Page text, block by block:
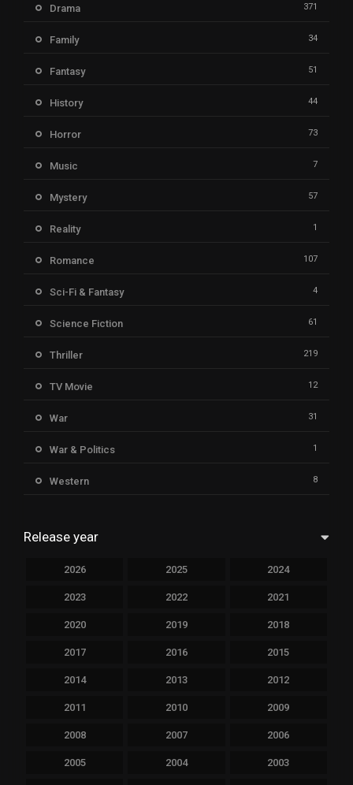
Drama 371
Family 34
Fantasy 51
History 44
Horror 73
Music 7
Mystery 57
Reality 1
Romance 107
Sci-Fi & Fantasy 4
Science Fiction 61
Thriller 219
TV Movie 12
War 31
War & Politics 1
Western 8
Release year
2026 2025 2024
2023 2022 2021
2020 2019 2018
2017 2016 2015
2014 2013 2012
2011 2010 2009
2008 2007 2006
2005 2004 2003